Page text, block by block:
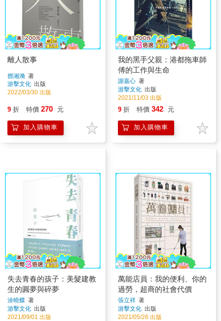
離人散事
鄧湘漪 著
游擊文化 出版
2022/03/30 出版
9 折 特價 270 元
加入購物車
我的黑手父親：港都拖車師
傅的工作與生命
謝嘉心 著
游擊文化 出版
2021/11/03 出版
9 折 特價 342 元
加入購物車
失去青春的孩子：美髮建教
生的圓夢與碎夢
涂曉蝶 著
游擊文化 出版
2021/09/01 出版
萬能店員：我的便利、你的
過勞，超商的社會代價
張立祥 著
游擊文化 出版
2021/05/26 出版